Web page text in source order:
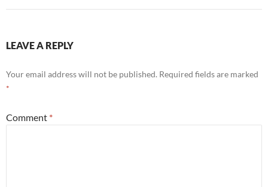
LEAVE A REPLY
Your email address will not be published. Required fields are marked
*
Comment *